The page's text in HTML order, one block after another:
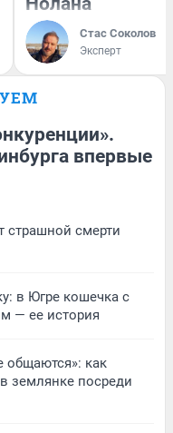
Стас Соколов
Эксперт
впервые
страшной смерти
в Югре кошечка с
— ее история
общаются»: как
землянке посреди